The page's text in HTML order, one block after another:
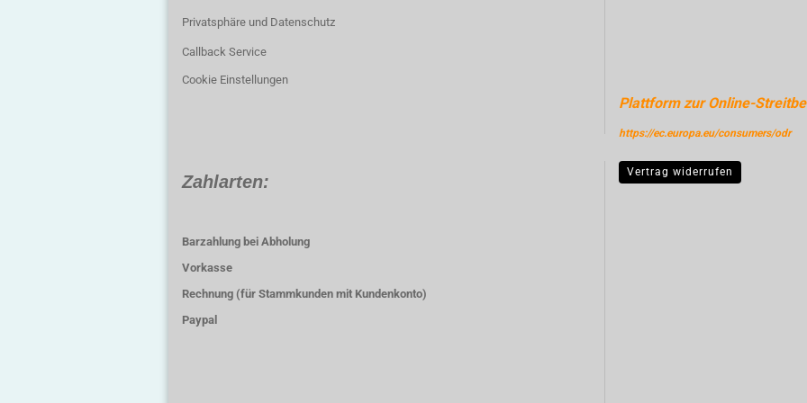
Privatsphäre und Datenschutz
Callback Service
Cookie Einstellungen
Plattform zur Online-
https://ec.europa.eu/consumers/odr
Zahlarten:
Barzahlung bei Abholung
Vorkasse
Rechnung (für Stammkunden mit Kundenkonto)
Paypal
Vertrag widerrufen